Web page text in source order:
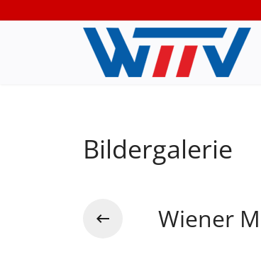
Bildergalerie
Wiener